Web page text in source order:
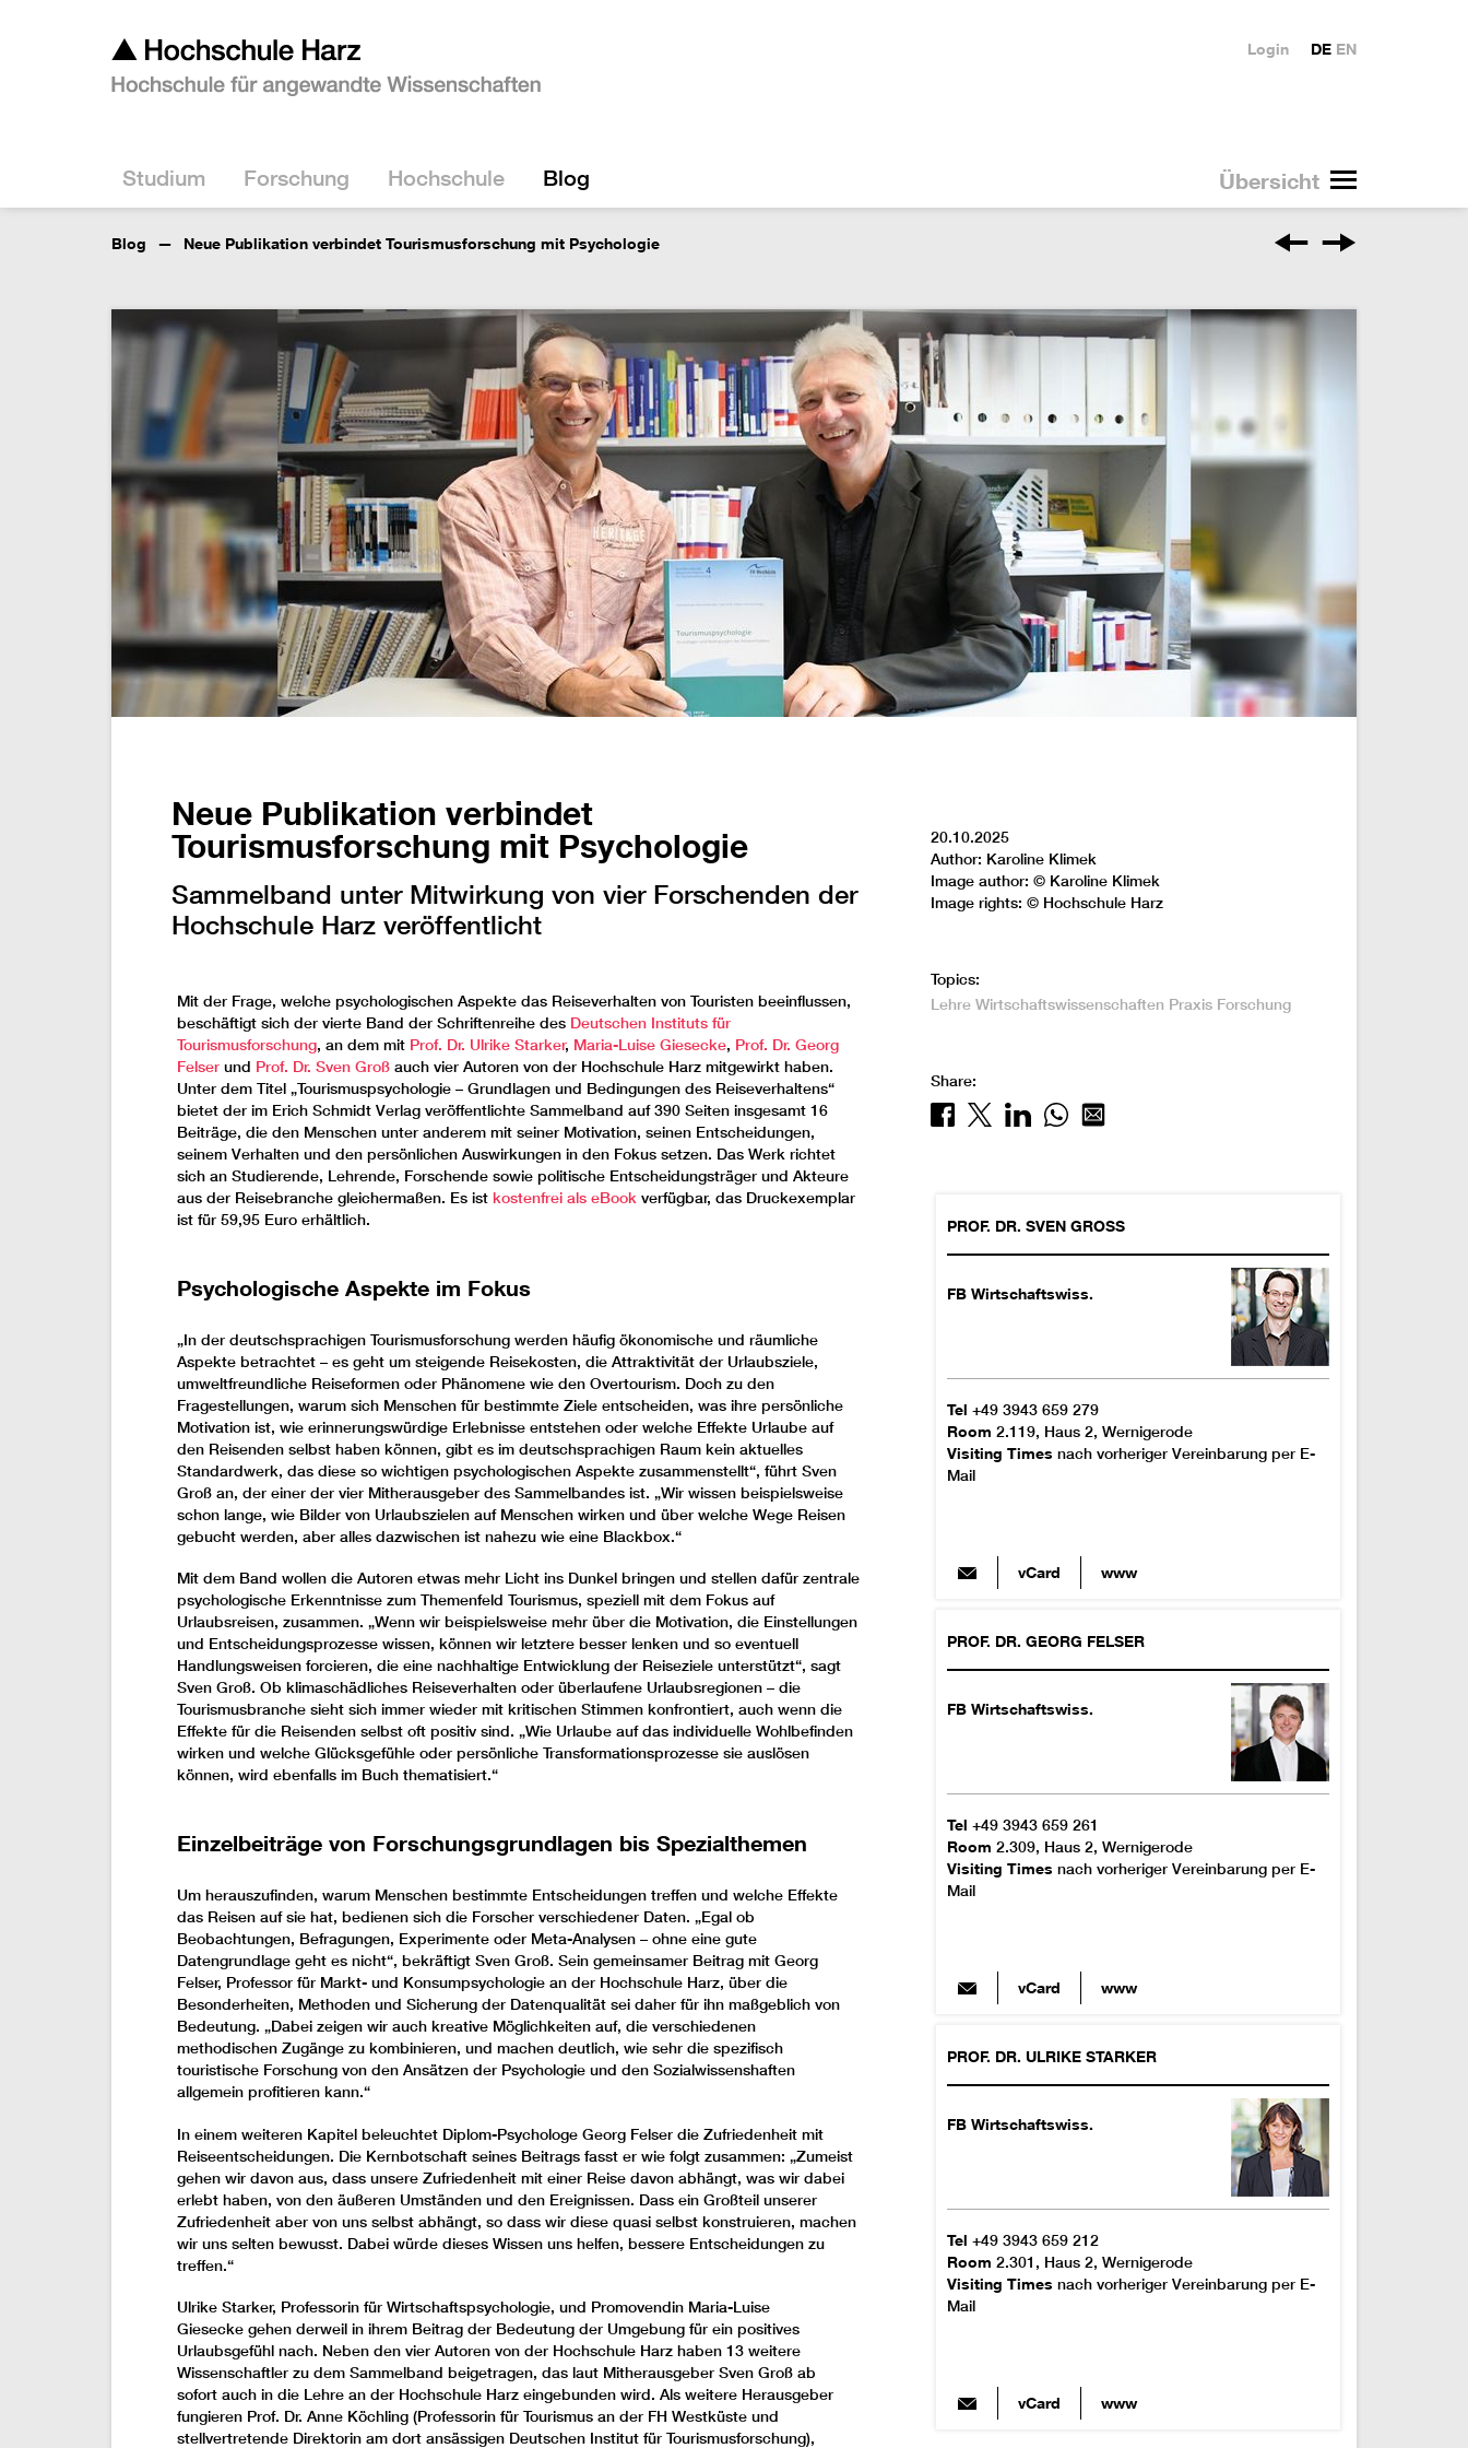
Übersicht
Studium Forschung Hochschule Blog
DE EN
Login
Blog Neue Publikation verbindet Tourismusforschung mit Psychologie
Neue Publikation verbindet
Tourismusforschung mit Psychologie
Sammelband unter Mitwirkung von vier Forschenden der
Hochschule Harz veröffentlicht
Mit der Frage, welche psychologischen Aspekte das Reiseverhalten von Touristen beeinflussen,
beschäftigt sich der vierte Band der Schriftenreihe des Deutschen Instituts für
Tourismusforschung, an dem mit Prof. Dr. Ulrike Starker, Maria-Luise Giesecke, Prof. Dr. Georg
Felser und Prof. Dr. Sven Groß auch vier Autoren von der Hochschule Harz mitgewirkt haben.
Unter dem Titel „Tourismuspsychologie – Grundlagen und Bedingungen des Reiseverhaltens“
bietet der im Erich Schmidt Verlag veröffentlichte Sammelband auf 390 Seiten insgesamt 16
Beiträge, die den Menschen unter anderem mit seiner Motivation, seinen Entscheidungen,
seinem Verhalten und den persönlichen Auswirkungen in den Fokus setzen. Das Werk richtet
sich an Studierende, Lehrende, Forschende sowie politische Entscheidungsträger und Akteure
aus der Reisebranche gleichermaßen. Es ist kostenfrei als eBook verfügbar, das Druckexemplar
ist für 59,95 Euro erhältlich.
Psychologische Aspekte im Fokus
„In der deutschsprachigen Tourismusforschung werden häufig ökonomische und räumliche
Aspekte betrachtet – es geht um steigende Reisekosten, die Attraktivität der Urlaubsziele,
umweltfreundliche Reiseformen oder Phänomene wie den Overtourism. Doch zu den
Fragestellungen, warum sich Menschen für bestimmte Ziele entscheiden, was ihre persönliche
Motivation ist, wie erinnerungswürdige Erlebnisse entstehen oder welche Effekte Urlaube auf
den Reisenden selbst haben können, gibt es im deutschsprachigen Raum kein aktuelles
Standardwerk, das diese so wichtigen psychologischen Aspekte zusammenstellt“, führt Sven
Groß an, der einer der vier Mitherausgeber des Sammelbandes ist. „Wir wissen beispielsweise
schon lange, wie Bilder von Urlaubszielen auf Menschen wirken und über welche Wege Reisen
gebucht werden, aber alles dazwischen ist nahezu wie eine Blackbox.“
Mit dem Band wollen die Autoren etwas mehr Licht ins Dunkel bringen und stellen dafür zentrale
psychologische Erkenntnisse zum Themenfeld Tourismus, speziell mit dem Fokus auf
Urlaubsreisen, zusammen. „Wenn wir beispielsweise mehr über die Motivation, die Einstellungen
und Entscheidungsprozesse wissen, können wir letztere besser lenken und so eventuell
Handlungsweisen forcieren, die eine nachhaltige Entwicklung der Reiseziele unterstützt“, sagt
Sven Groß. Ob klimaschädliches Reiseverhalten oder überlaufene Urlaubsregionen – die
Tourismusbranche sieht sich immer wieder mit kritischen Stimmen konfrontiert, auch wenn die
Effekte für die Reisenden selbst oft positiv sind. „Wie Urlaube auf das individuelle Wohlbefinden
wirken und welche Glücksgefühle oder persönliche Transformationsprozesse sie auslösen
können, wird ebenfalls im Buch thematisiert.“
Einzelbeiträge von Forschungsgrundlagen bis Spezialthemen
Um herauszufinden, warum Menschen bestimmte Entscheidungen treffen und welche Effekte
das Reisen auf sie hat, bedienen sich die Forscher verschiedener Daten. „Egal ob
Beobachtungen, Befragungen, Experimente oder Meta-Analysen – ohne eine gute
Datengrundlage geht es nicht“, bekräftigt Sven Groß. Sein gemeinsamer Beitrag mit Georg
Felser, Professor für Markt- und Konsumpsychologie an der Hochschule Harz, über die
Besonderheiten, Methoden und Sicherung der Datenqualität sei daher für ihn maßgeblich von
Bedeutung. „Dabei zeigen wir auch kreative Möglichkeiten auf, die verschiedenen
methodischen Zugänge zu kombinieren, und machen deutlich, wie sehr die spezifisch
touristische Forschung von den Ansätzen der Psychologie und den Sozialwissenshaften
allgemein profitieren kann.“
In einem weiteren Kapitel beleuchtet Diplom-Psychologe Georg Felser die Zufriedenheit mit
Reiseentscheidungen. Die Kernbotschaft seines Beitrags fasst er wie folgt zusammen: „Zumeist
gehen wir davon aus, dass unsere Zufriedenheit mit einer Reise davon abhängt, was wir dabei
erlebt haben, von den äußeren Umständen und den Ereignissen. Dass ein Großteil unserer
Zufriedenheit aber von uns selbst abhängt, so dass wir diese quasi selbst konstruieren, machen
wir uns selten bewusst. Dabei würde dieses Wissen uns helfen, bessere Entscheidungen zu
treffen.“
Ulrike Starker, Professorin für Wirtschaftspsychologie, und Promovendin Maria-Luise
Giesecke gehen derweil in ihrem Beitrag der Bedeutung der Umgebung für ein positives
Urlaubsgefühl nach. Neben den vier Autoren von der Hochschule Harz haben 13 weitere
Wissenschaftler zu dem Sammelband beigetragen, das laut Mitherausgeber Sven Groß ab
sofort auch in die Lehre an der Hochschule Harz eingebunden wird. Als weitere Herausgeber
fungieren Prof. Dr. Anne Köchling (Professorin für Tourismus an der FH Westküste und
stellvertretende Direktorin am dort ansässigen Deutschen Institut für Tourismusforschung),
20.10.2025
Author: Karoline Klimek
Image author: © Karoline Klimek
Image rights: © Hochschule Harz
Topics:
Lehre Wirtschaftswissenschaften Praxis Forschung
Share:
PROF. DR. SVEN GROSS
FB Wirtschaftswiss.
Tel+49 3943 659 279
Room2.119, Haus 2, Wernigerode
Visiting Timesnach vorheriger Vereinbarung per E-
Mail
vCard www
PROF. DR. GEORG FELSER
FB Wirtschaftswiss.
Tel+49 3943 659 261
Room2.309, Haus 2, Wernigerode
Visiting Timesnach vorheriger Vereinbarung per E-
Mail
vCard www
PROF. DR. ULRIKE STARKER
FB Wirtschaftswiss.
Tel+49 3943 659 212
Room2.301, Haus 2, Wernigerode
Visiting Timesnach vorheriger Vereinbarung per E-
Mail
vCard www